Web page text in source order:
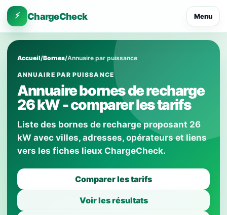
⚡ ChargeCheck Menu
Accueil/Bornes/Annuaire par puissance
ANNUAIRE PAR PUISSANCE
Annuaire bornes de recharge
26 kW - comparer les tarifs
Liste des bornes de recharge proposant 26
kW avec villes, adresses, opérateurs et liens
vers les fiches lieux ChargeCheck.
Comparer les tarifs
Voir les résultats